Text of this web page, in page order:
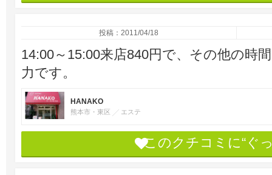
投稿：2011/04/18
14:00～15:00来店840円で、その他の時
力です。
HANAKO
熊本市・東区 エステ
このクチコミに“ぐ